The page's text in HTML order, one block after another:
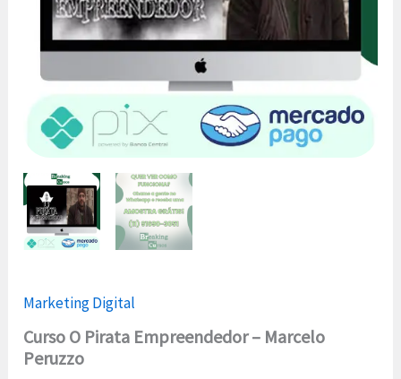
Marketing Digital
Curso O Pirata Empreendedor – Marcelo
Peruzzo